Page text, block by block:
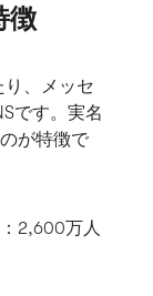
徴
り、メッセ
です。実名
が特徴で
：2,600万人